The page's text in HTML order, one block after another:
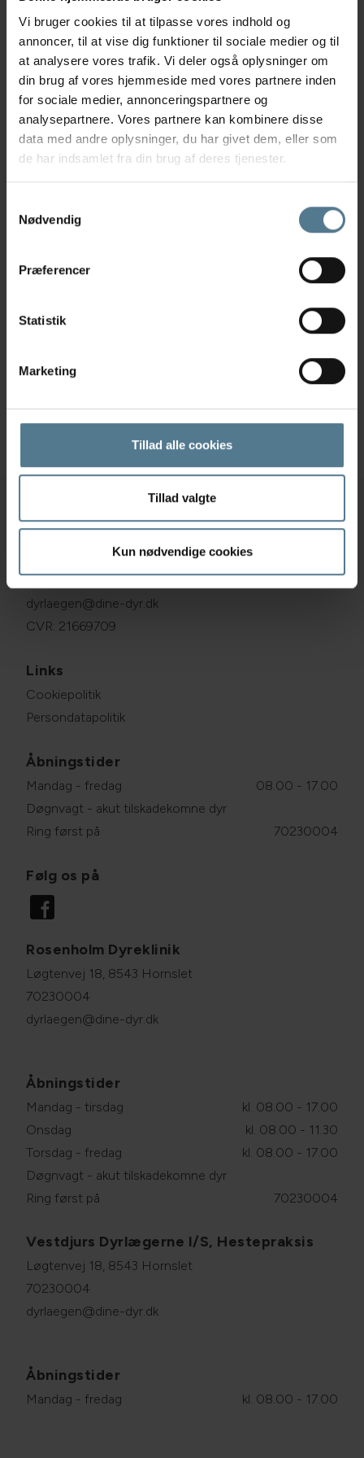
Vi bruger cookies til at tilpasse vores indhold og
annoncer, til at vise dig funktioner til sociale medier og til
at analysere vores trafik. Vi deler også oplysninger om
din brug af vores hjemmeside med vores partnere inden
for sociale medier, annonceringspartnere og
analysepartnere. Vores partnere kan kombinere disse
data med andre oplysninger, du har givet dem, eller som
de har indsamlet fra din brug af deres tjenester.
Nødvendig
Præferencer
Statistik
Marketing
Tillad alle cookies
Tillad valgte
Kun nødvendige cookies
ører inden den kan få sine medicinske øredråber.
Meget skidt i ørerne gør, at de medicinske dråber
ikke kan virke effektivt fordi mikroorganismerne
gemmer sig inde i skidtet. Rensningen af ørerne
kan enten foregå på klinikken under bedøvelse
eller hjemme med ørerens, alt efter hvor plaget
hunden er af betændelsen.
Efter endt behandling, vil dyrlægen ofte foreslå
På Skæring og Rosenholm Dyreklinik har vi det
komme til bunds i, hvordan vi bedst hjælper din
har spørgsmål eller mistænker, at din hund har
Dyrlæge Monica Kallehauge
Skæring Dyreklinik
Stavneagervej 35, 8250 Egå
70230004
dyrlaegen@dine-dyr.dk
CVR: 21669709
Links
Cookiepolitik
Persondatapolitik
Åbningstider
Mandag - fredag
08.00 - 17.00
Døgnvagt - akut tilskadekomne dyr
Ring først på
70230004
Følg os på
Rosenholm Dyreklinik
Løgtenvej 18, 8543 Hornslet
70230004
dyrlaegen@dine-dyr.dk
Åbningstider
Mandag - tirsdag
kl. 08.00 - 17.00
Onsdag
kl. 08.00 - 11.30
Torsdag - fredag
kl. 08.00 - 17.00
Døgnvagt - akut tilskadekomne dyr
Ring først på
70230004
Vestdjurs Dyrlægerne I/S, Hestepraksis
Løgtenvej 18, 8543 Hornslet
70230004
dyrlaegen@dine-dyr.dk
Åbningstider
Mandag - fredag kl. 08.00 - 17.00